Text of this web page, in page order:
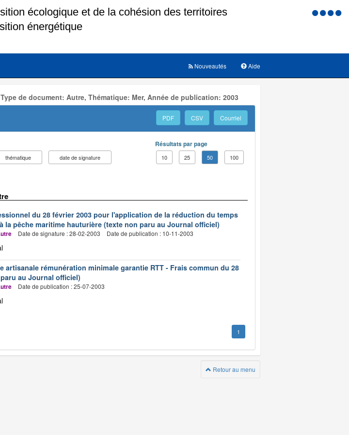
Menu
Aide
Nouveautés
de document: Autre, Thématique: Mer, Année de publication: 2003
PDF CSV Courriel
thématique
date de signature
Résultats par page
10 25 50 100
du 28 février 2003 pour l'application de la réduction du temps
la pêche maritime hauturière (texte non paru au Journal officiel)
Date de signature : 28-02-2003 Date de publication : 10-11-2003
artisanale rémunération minimale garantie RTT - Frais commun du 28
au Journal officiel)
Date de publication : 25-07-2003
1
Retour au menu